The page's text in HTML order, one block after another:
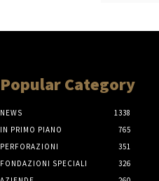
Popular Category
NEWS
1338
IN PRIMO PIANO
765
PERFORAZIONI
351
FONDAZIONI SPECIALI
326